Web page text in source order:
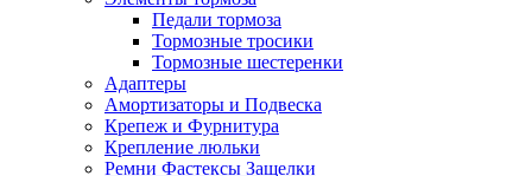
Педали тормоза
Тормозные тросики
Тормозные шестеренки
Адаптеры
Амортизаторы и Подвеска
Крепеж и Фурнитура
Крепление люльки
Ремни Фастексы Защелки